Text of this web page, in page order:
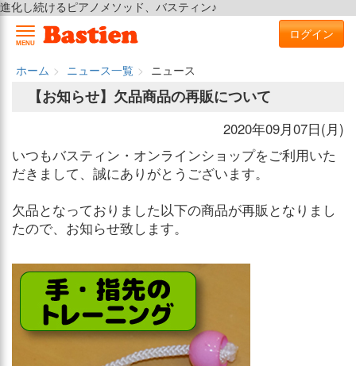
進化し続けるピアノメソッド、バスティン♪
MENU
ログイン
ホーム ニュース一覧
ニュース
【お知らせ】欠品商品の再販について
2020年09月07日(月)
いつもバスティン・オンラインショップをご利用いた
だきまして、誠にありがとうございます。
欠品となっておりました以下の商品が再販となりまし
たので、お知らせ致します。